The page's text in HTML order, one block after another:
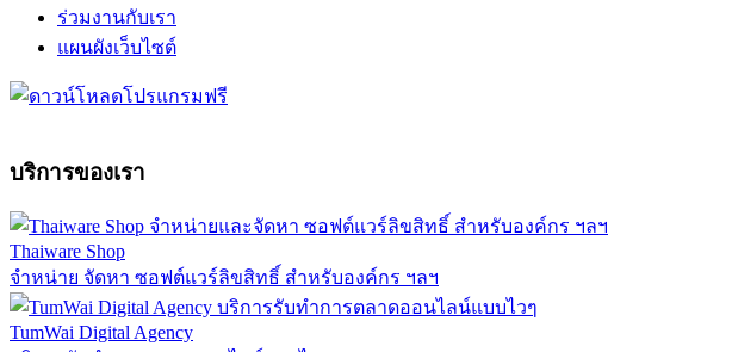
ร่วมงานกับเรา
แผนผังเว็บไซต์
บริการของเรา
Thaiware Shop
จำหน่าย จัดหา ซอฟต์แวร์ลิขสิทธิ์ สำหรับองค์กร ฯลฯ
TumWai Digital Agency